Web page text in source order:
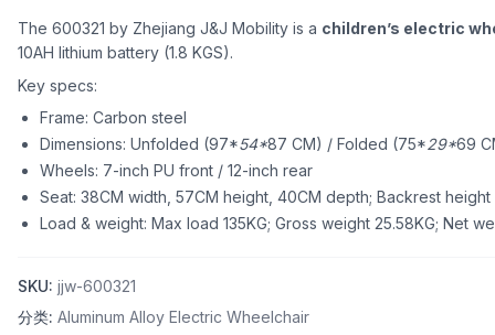
The 600321 by Zhejiang J&J Mobility is a children’s electric
10AH lithium battery (1.8 KGS).
Key specs:
Frame: Carbon steel
Dimensions: Unfolded (97*54*87 CM) / Folded (75*29*69
Wheels: 7-inch PU front / 12-inch rear
Seat: 38CM width, 57CM height, 40CM depth; Backrest height
Load & weight: Max load 135KG; Gross weight 25.58KG; Net
SKU: jjw-600321
分类: Aluminum Alloy Electric Wheelchair